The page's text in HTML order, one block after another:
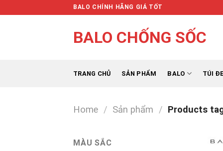
to
BALO CHÍNH HÃNG GIÁ TỐT
BALO CHỐNG SỐC
TRANG CHỦ SẢN PHẨM BALO TÚI
Home / Sản phẩm / Products
MÀU SẮC